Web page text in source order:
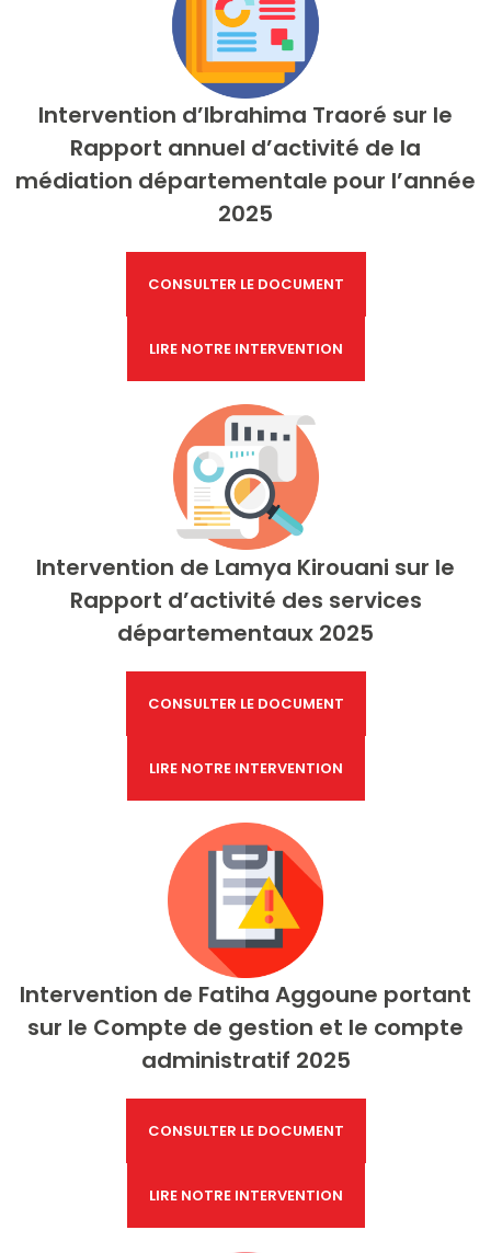
Intervention d’Ibrahima Traoré sur le
Rapport annuel d’activité de la
médiation départementale pour l’année
2025
CONSULTER LE DOCUMENT
LIRE NOTRE INTERVENTION
Intervention de Lamya Kirouani sur le
Rapport d’activité des services
départementaux 2025
CONSULTER LE DOCUMENT
LIRE NOTRE INTERVENTION
Intervention de Fatiha Aggoune portant
sur le Compte de gestion et le compte
administratif 2025
CONSULTER LE DOCUMENT
LIRE NOTRE INTERVENTION